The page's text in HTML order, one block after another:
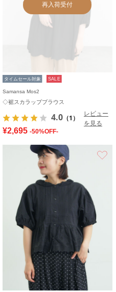
再入荷受付
タイムセール対象 SALE
Samansa Mos2
◇裾スカラップブラウス
4.0 （1）
レビュー
を見る
¥2,695 -50%OFF-